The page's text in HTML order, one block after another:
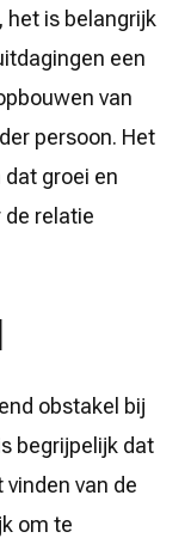
het is belangrijk
een
van
persoon. Het
groei en
de relatie
obstakel bij
begrijpelijk dat
van de
om te